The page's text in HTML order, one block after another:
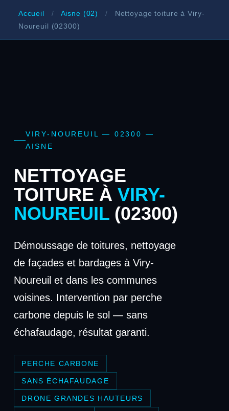
Accueil / Aisne (02) /
Nettoyage toiture à Viry-
Noureuil (02300)
VIRY-NOUREUIL — 02300 —
AISNE
NETTOYAGE
TOITURE À VIRY-
NOUREUIL(02300)
Démoussage de toitures, nettoyage
de façades et bardages à Viry-
Noureuil et dans les communes
voisines. Intervention par perche
carbone depuis le sol — sans
échafaudage, résultat garanti.
PERCHE CARBONE
SANS ÉCHAFAUDAGE
DRONE GRANDES HAUTEURS